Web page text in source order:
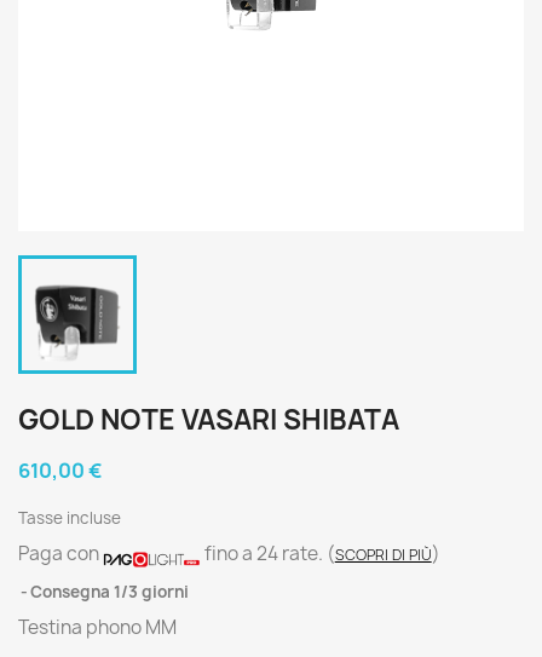
GOLD NOTE VASARI SHIBATA
610,00 €
Tasse incluse
Paga con fino a 24 rate. (SCOPRI DI PIÙ)
Consegna 1/3 giorni
Testina phono MM